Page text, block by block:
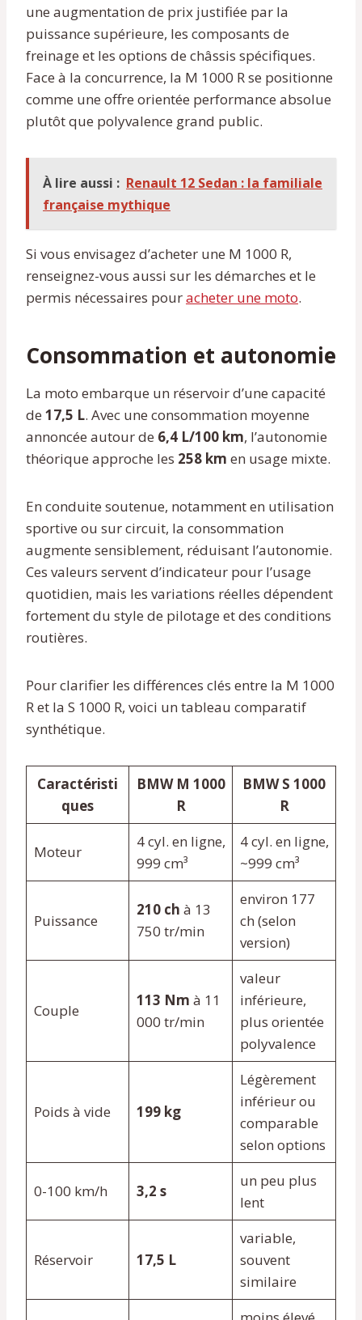
une augmentation de prix justifiée par la
puissance supérieure, les composants de
freinage et les options de châssis spécifiques.
Face à la concurrence, la M 1000 R se positionne
comme une offre orientée performance absolue
plutôt que polyvalence grand public.
À lire aussi : Renault 12 Sedan : la familiale
française mythique
Si vous envisagez d’acheter une M 1000 R,
renseignez-vous aussi sur les démarches et le
permis nécessaires pouracheter une moto.
Consommation et autonomie
La moto embarque un réservoir d’une capacité
de 17,5 L. Avec une consommation moyenne
annoncée autour de 6,4 L/100 km, l’autonomie
théorique approche les 258 km en usage mixte.
En conduite soutenue, notamment en utilisation
sportive ou sur circuit, la consommation
augmente sensiblement, réduisant l’autonomie.
Ces valeurs servent d’indicateur pour l’usage
quotidien, mais les variations réelles dépendent
fortement du style de pilotage et des conditions
routières.
Pour clarifier les différences clés entre la M 1000
R et la S 1000 R, voici un tableau comparatif
synthétique.
Caractéristi
ques
BMW M 1000
R
BMW S 1000
R
Moteur
4 cyl. en ligne,
999 cm³
4 cyl. en ligne,
~999 cm³
Puissance
210 ch à 13
750 tr/min
environ 177
ch (selon
version)
Couple
113 Nm à 11
000 tr/min
valeur
inférieure,
plus orientée
polyvalence
Poids à vide 199 kg
Légèrement
inférieur ou
comparable
selon options
0-100 km/h 3,2 s
un peu plus
lent
Réservoir 17,5 L
variable,
souvent
similaire